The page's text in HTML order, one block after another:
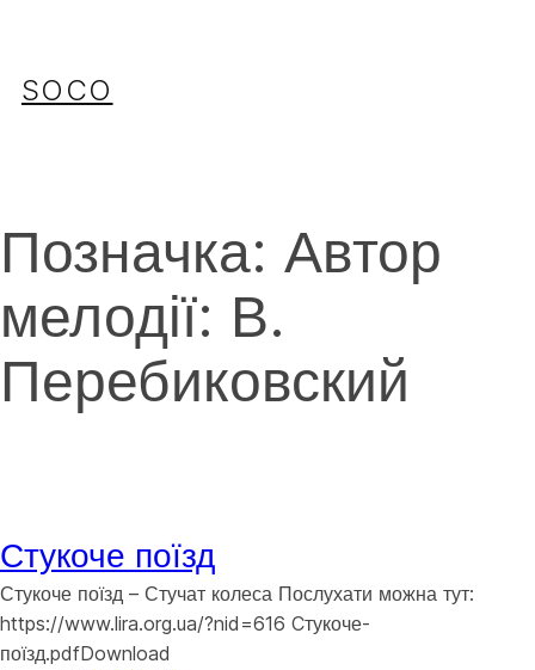
SOCO
Позначка: Автор
мелодії: В.
Перебиковский
Стукоче поїзд
Стукоче поїзд – Стучат колеса Послухати можна тут:
https://www.lira.org.ua/?nid=616 Cтукоче-
поїзд.pdfDownload